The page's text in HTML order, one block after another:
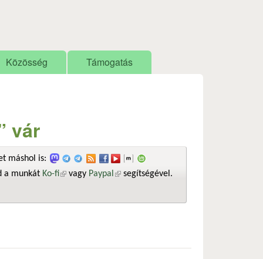
Közösség Támogatás
vár
máshol is:
a munkát Ko-fi(külső hivatkozás)
vagy Paypal (külső hivatkozás)
segítségével.